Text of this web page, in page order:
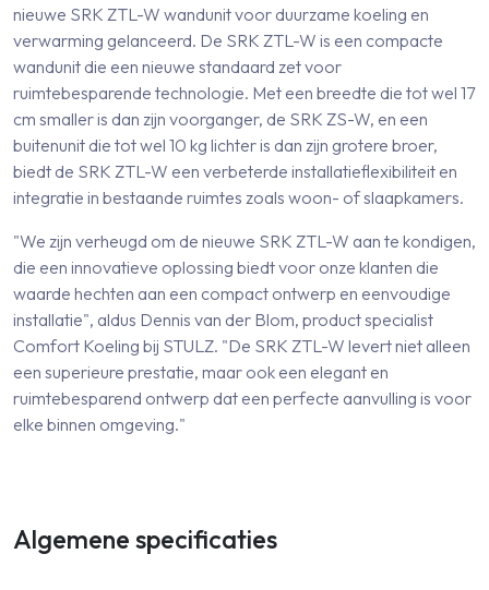
nieuwe SRK ZTL-W wandunit voor duurzame koeling en
verwarming gelanceerd. De SRK ZTL-W is een compacte
wandunit die een nieuwe standaard zet voor
ruimtebesparende technologie. Met een breedte die tot wel 17
cm smaller is dan zijn voorganger, de SRK ZS-W, en een
buitenunit die tot wel 10 kg lichter is dan zijn grotere broer,
biedt de SRK ZTL-W een verbeterde installatieflexibiliteit en
integratie in bestaande ruimtes zoals woon- of slaapkamers.
"We zijn verheugd om de nieuwe SRK ZTL-W aan te kondigen,
die een innovatieve oplossing biedt voor onze klanten die
waarde hechten aan een compact ontwerp en eenvoudige
installatie", aldus Dennis van der Blom, product specialist
Comfort Koeling bij STULZ. "De SRK ZTL-W levert niet alleen
een superieure prestatie, maar ook een elegant en
ruimtebesparend ontwerp dat een perfecte aanvulling is voor
elke binnen omgeving."
Algemene specificaties